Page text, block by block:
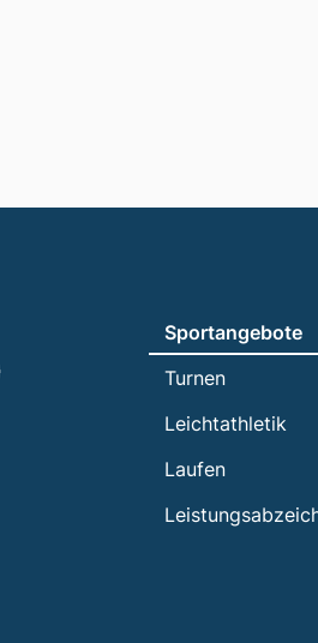
Sportangebote
Turnen
Leichtathletik
Laufen